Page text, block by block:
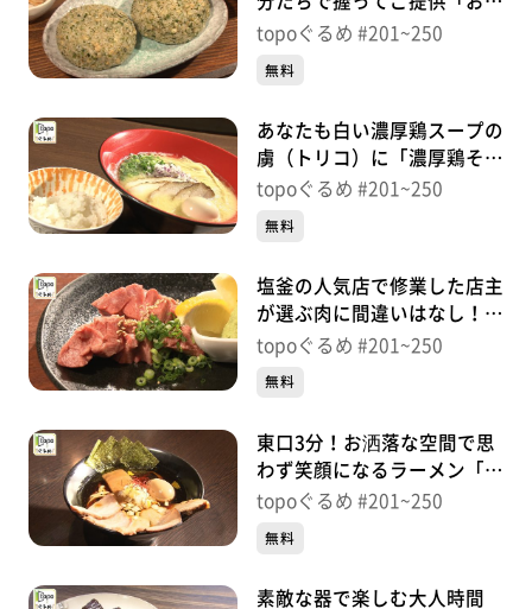
のトリコ」（青葉区広瀬町）
topoぐるめ #201~250
無料
あなたも白い濃厚鶏スープの
虜（トリコ）に「濃厚鶏そば
シロトリコ」（青葉区木町
topoぐるめ #201~250
無料
塩釜の人気店で修業した店主
が選ぶ肉に間違いはなし！
「炭火焼肉 勇」（青葉区立
topoぐるめ #201~250
無料
東口3分！お洒落な空間で思
わず笑顔になるラーメン「仙
臺 くろく」（宮城野区榴
topoぐるめ #201~250
無料
素敵な器で楽しむ大人時間